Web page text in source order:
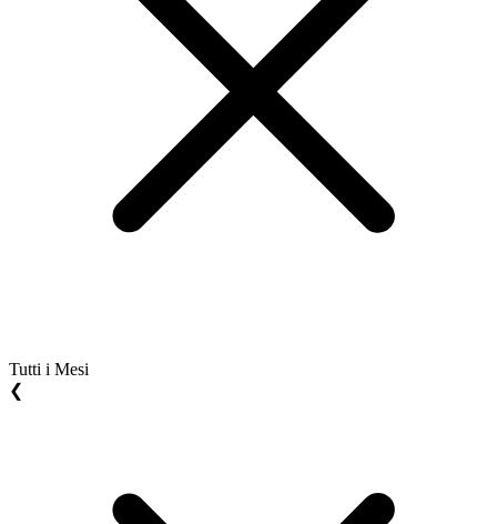
Tutti i Mesi
❮